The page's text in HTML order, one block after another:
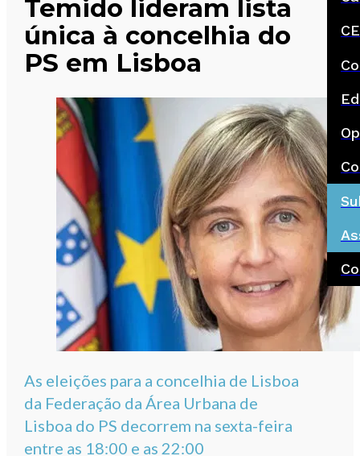
Temido lideram lista
única à concelhia do
PS em Lisboa
As eleições para a concelhia de Lisboa
da Federação da Área Urbana de
Lisboa do PS decorrem na sexta-feira
entre as 18:00 e as 22:00